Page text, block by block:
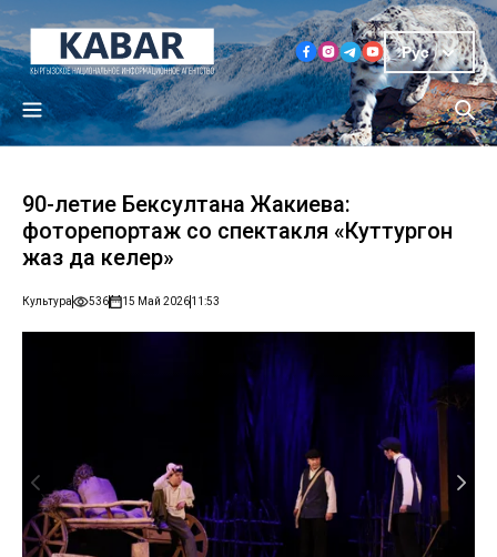
Рус
90-летие Бексултана Жакиева:
фоторепортаж со спектакля «Куттургон
жаз да келер»
Культура 536 15 Май 202611:53